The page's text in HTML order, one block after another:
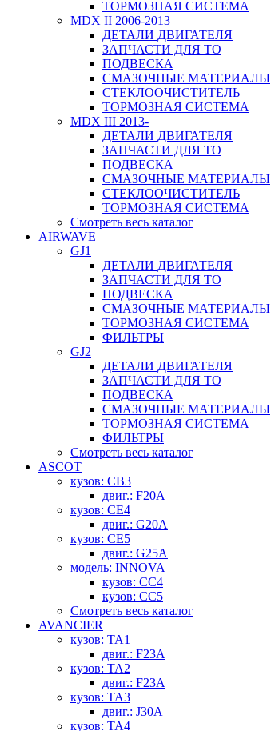
ТОРМОЗНАЯ СИСТЕМА
MDX II 2006-2013
ДЕТАЛИ ДВИГАТЕЛЯ
ЗАПЧАСТИ ДЛЯ ТО
ПОДВЕСКА
СМАЗОЧНЫЕ МАТЕРИАЛЫ
СТЕКЛООЧИСТИТЕЛЬ
ТОРМОЗНАЯ СИСТЕМА
MDX III 2013-
ДЕТАЛИ ДВИГАТЕЛЯ
ЗАПЧАСТИ ДЛЯ ТО
ПОДВЕСКА
СМАЗОЧНЫЕ МАТЕРИАЛЫ
СТЕКЛООЧИСТИТЕЛЬ
ТОРМОЗНАЯ СИСТЕМА
Смотреть весь каталог
AIRWAVE
GJ1
ДЕТАЛИ ДВИГАТЕЛЯ
ЗАПЧАСТИ ДЛЯ ТО
ПОДВЕСКА
СМАЗОЧНЫЕ МАТЕРИАЛЫ
ТОРМОЗНАЯ СИСТЕМА
ФИЛЬТРЫ
GJ2
ДЕТАЛИ ДВИГАТЕЛЯ
ЗАПЧАСТИ ДЛЯ ТО
ПОДВЕСКА
СМАЗОЧНЫЕ МАТЕРИАЛЫ
ТОРМОЗНАЯ СИСТЕМА
ФИЛЬТРЫ
Смотреть весь каталог
ASCOT
кузов: CB3
двиг.: F20A
кузов: CE4
двиг.: G20A
кузов: CE5
двиг.: G25A
модель: INNOVA
кузов: CC4
кузов: CC5
Смотреть весь каталог
AVANCIER
кузов: TA1
двиг.: F23A
кузов: TA2
двиг.: F23A
кузов: TA3
двиг.: J30A
кузов: TA4